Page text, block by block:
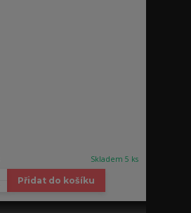
Skladem 5 ks
Přidat do košíku